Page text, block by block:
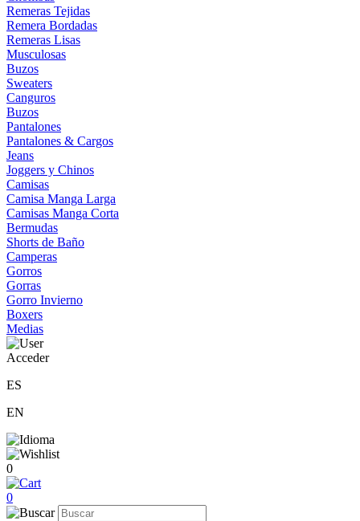
Remeras Tejidas
Remera Bordadas
Remeras Lisas
Musculosas
Buzos
Sweaters
Canguros
Buzos
Pantalones
Pantalones & Cargos
Jeans
Joggers y Chinos
Camisas
Camisa Manga Larga
Camisas Manga Corta
Bermudas
Shorts de Baño
Camperas
Gorros
Gorras
Gorro Invierno
Boxers
Medias
Acceder
ES
EN
0
0